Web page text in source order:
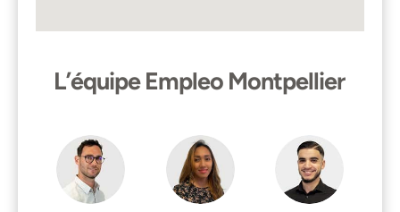
L’équipe Empleo Montpellier